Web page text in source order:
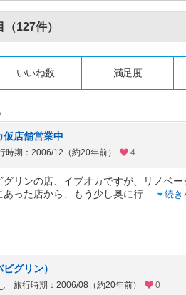
（127件）
いいね数 満足度
仮店舗営業中
時期：2006/12（約20年前） 4
リンの店、イブオカですが、リノベ
った店から、もう少し奥に行
続き
グリン）
旅行時期：2006/08（約20年前） 0